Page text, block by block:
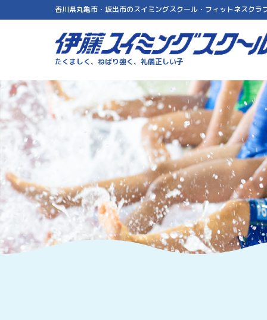
香川県丸亀市・坂出市のスイミングスクール・フィットネスクラ
伊藤スイミングスクール
たくましく、ねばり強く、礼儀正しい子